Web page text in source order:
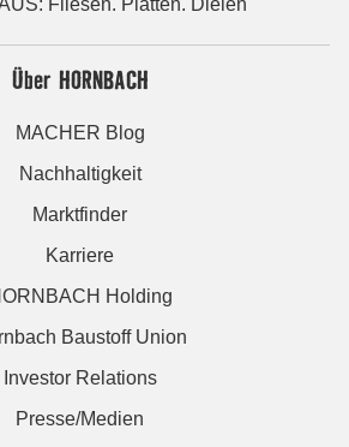
Fliesen. Platten. Dielen
Über HORNBACH
MACHER Blog
Nachhaltigkeit
Marktfinder
Karriere
Holding
Baustoff Union
Investor Relations
Presse/Medien